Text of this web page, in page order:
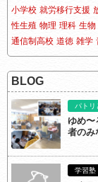
小学校 就労移行支援
性生殖 物理 理科 生物
通信制高校 道徳 雑学
BLOG
パトリ
ゆめ〜
者のみ
学習塾